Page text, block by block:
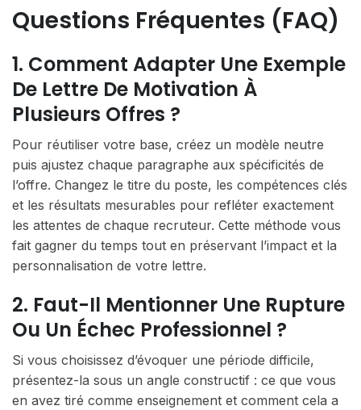
Questions Fréquentes (FAQ)
1. Comment Adapter Une Exemple
De Lettre De Motivation À
Plusieurs Offres ?
Pour réutiliser votre base, créez un modèle neutre
puis ajustez chaque paragraphe aux spécificités de
l’offre. Changez le titre du poste, les compétences clés
et les résultats mesurables pour refléter exactement
les attentes de chaque recruteur. Cette méthode vous
fait gagner du temps tout en préservant l’impact et la
personnalisation de votre lettre.
2. Faut-Il Mentionner Une Rupture
Ou Un Échec Professionnel ?
Si vous choisissez d’évoquer une période difficile,
présentez-la sous un angle constructif : ce que vous
en avez tiré comme enseignement et comment cela a